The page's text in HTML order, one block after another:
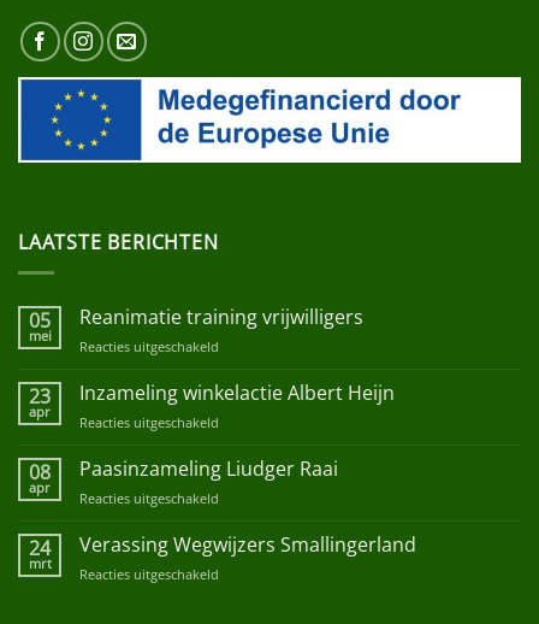
LAATSTE BERICHTEN
05
mei
Reanimatie training vrijwilligers
Reacties uitgeschakeld
training
23
apr
Inzameling winkelactie Albert Heijn
Reacties uitgeschakeld
winkelactie
Albert
08
apr
Paasinzameling Liudger Raai
Reacties uitgeschakeld
Liudger
Raai
24
mrt
Verassing Wegwijzers Smallingerland
Reacties uitgeschakeld